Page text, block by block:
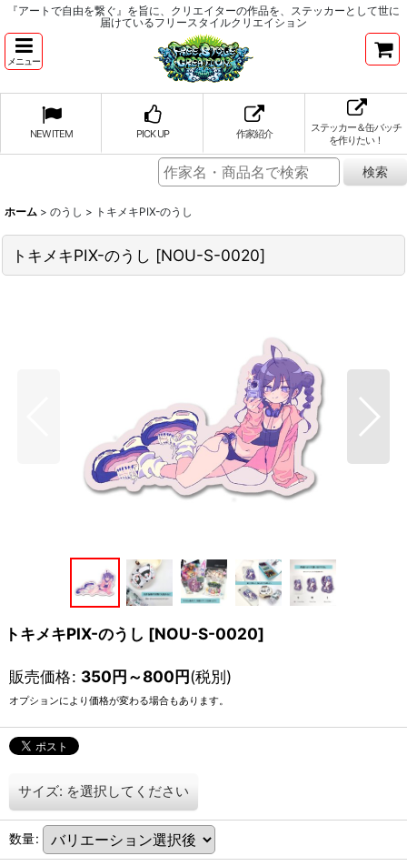
『アートで自由を繋ぐ』を旨に、クリエイターの作品を、ステッカーとして世に
届けているフリースタイルクリエイション
メニュー
NEW ITEM PICK UP 作家紹介
ステッカー＆缶バッチ
を作りたい！
ホーム > のうし > トキメキPIX-のうし
トキメキPIX-のうし [NOU-S-0020]
トキメキPIX-のうし [NOU-S-0020]
販売価格: 350円～800円(税別)
オプションにより価格が変わる場合もあります。
サイズ: を選択してください
数量: